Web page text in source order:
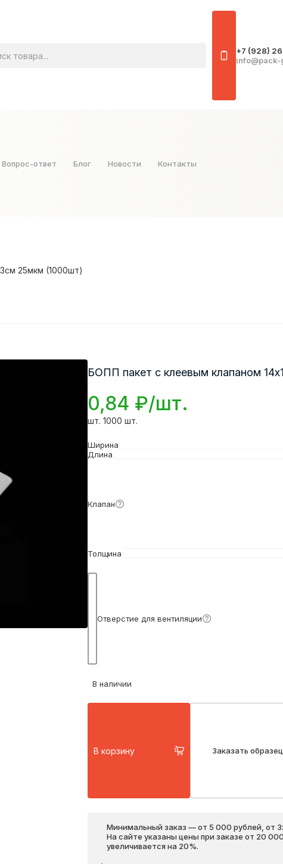
+7 (928)
Вопрос-ответ Блог Новости Контакты
25мкм (1000шт)
БОПП пакет с клеевым клапаном
0,84 ₽/шт.
шт. 1000 шт.
Ширина
Длина
Клапан
Толщина
Отверстие для вентиляции
В наличии
В корзину Заказать образец
Минимальный заказ — от 5 000 рублей, от
На сайте указаны цены при заказе от 20
увеличивается на 20%.